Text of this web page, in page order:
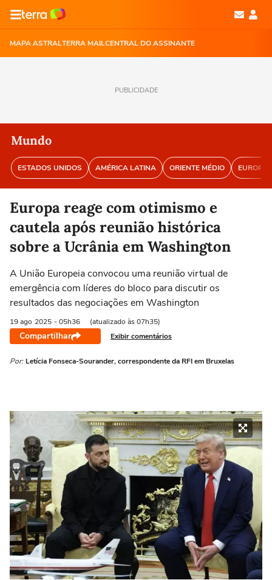
MAPA ASTRALTERRA MAILCENTRAL DO ASSINANTE
PUBLICIDADE
Mundo
ESTADOS UNIDOS AMÉRICA LATINA ORIENTE MÉDIO EUROPA
Europa reage com otimismo e
cautela após reunião histórica
sobre a Ucrânia em Washington
A União Europeia convocou uma reunião virtual de
emergência com líderes do bloco para discutir os
resultados das negociações em Washington
19 ago 2025 - 05h36 (atualizado às 07h35)
Compartilhar Exibir comentários
Por: Letícia Fonseca-Sourander, correspondente da RFI em Bruxelas